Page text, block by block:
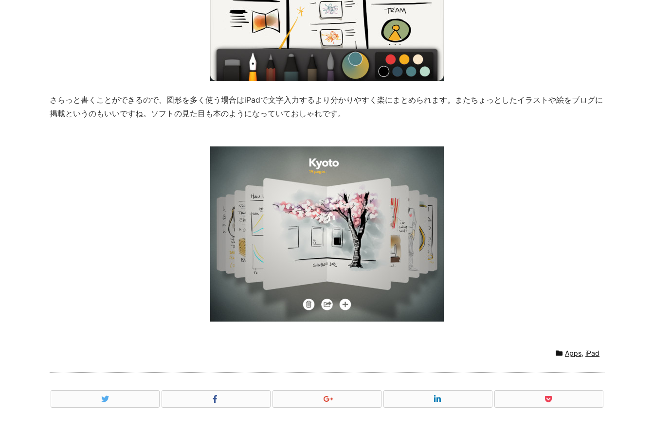
さらっと書くことができるので、図形を多く使う場合はiPadで文字入力するより分かりやすく楽にまとめられます。またちょっとしたイラストや絵をブログに
掲載というのもいいですね。ソフトの見た目も本のようになっていておしゃれです。
Apps, iPad